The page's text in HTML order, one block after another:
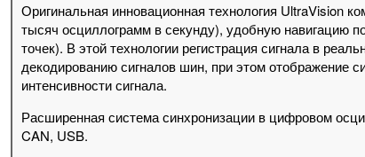
Оригинальная инновационная технология UltraVision
тысяч осциллограмм в секунду), удобную навигацию
точек). В этой технологии регистрация сигнала в
декодированию сигналов шин, при этом отображение
интенсивности сигнала.
Расширенная система синхронизации в цифровом
CAN, USB.